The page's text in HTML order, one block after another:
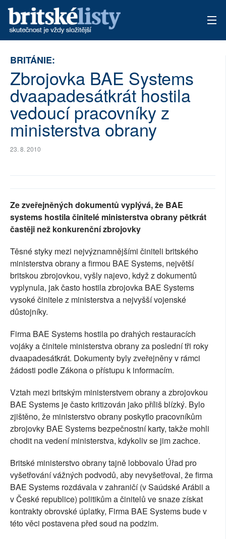
ARCHIV
TÉMATA
AUTOŘI
PŘÍSPĚVKY NA PROVOZ
BRITÁNIE:
Zbrojovka BAE Systems
dvaapadesátkrát hostila
vedoucí pracovníky z
ministerstva obrany
23. 8. 2010
Ze zveřejněných dokumentů vyplývá, že BAE
systems hostila činitelé ministerstva obrany pětkrát
častěji než konkurenční zbrojovky
Těsné styky mezi nejvýznamnějšími činiteli britského
ministerstva obrany a firmou BAE Systems, největší
britskou zbrojovkou, vyšly najevo, když z dokumentů
vyplynula, jak často hostila zbrojovka BAE Systems
vysoké činitele z ministerstva a nejvyšší vojenské
důstojníky.
Firma BAE Systems hostila po drahých restauracích
vojáky a činitele ministerstva obrany za poslední tři roky
dvaapadesátkrát. Dokumenty byly zveřejněny v rámci
žádosti podle Zákona o přístupu k informacím.
Vztah mezi britským ministerstvem obrany a zbrojovkou
BAE Systems je často kritizován jako příliš blízký. Bylo
zjištěno, že ministerstvo obrany poskytlo pracovníkům
zbrojovky BAE Systems bezpečnostní karty, takže mohli
chodit na vedení ministerstva, kdykoliv se jim zachce.
Britské ministerstvo obrany tajně lobbovalo Úřad pro
vyšetřování vážných podvodů, aby nevyšetřoval, že firma
BAE Systems rozdávala v zahraničí (v Saúdské Arábii a
v České republice) politikům a činitelů ve snaze získat
kontrakty obrovské úplatky, Firma BAE Systems bude v
této věci postavena před soud na podzim.